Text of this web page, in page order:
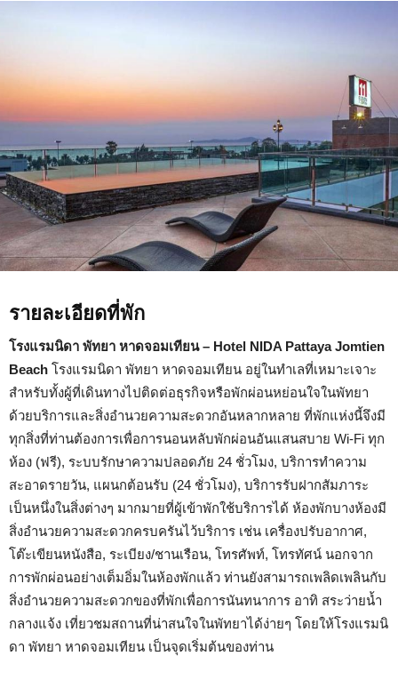
Beach
รายละเอียดที่พัก
โรงแรมนิดา พัทยา หาดจอมเทียน – Hotel NIDA Pattaya Jomtien
Beach โรงแรมนิดา พัทยา หาดจอมเทียน อยู่ในทำเลที่เหมาะเจาะ
สำหรับทั้งผู้ที่เดินทางไปติดต่อธุรกิจหรือพักผ่อนหย่อนใจในพัทยา
ด้วยบริการและสิ่งอำนวยความสะดวกอันหลากหลาย ที่พักแห่งนี้จึงมี
ทุกสิ่งที่ท่านต้องการเพื่อการนอนหลับพักผ่อนอันแสนสบาย Wi-Fi ทุก
ห้อง (ฟรี), ระบบรักษาความปลอดภัย 24 ชั่วโมง, บริการทำความ
สะอาดรายวัน, แผนกต้อนรับ (24 ชั่วโมง), บริการรับฝากสัมภาระ
เป็นหนึ่งในสิ่งต่างๆ มากมายที่ผู้เข้าพักใช้บริการได้ ห้องพักบางห้องมี
สิ่งอำนวยความสะดวกครบครันไว้บริการ เช่น เครื่องปรับอากาศ,
โต๊ะเขียนหนังสือ, ระเบียง/ชานเรือน, โทรศัพท์, โทรทัศน์ นอกจาก
การพักผ่อนอย่างเต็มอิ่มในห้องพักแล้ว ท่านยังสามารถเพลิดเพลินกับ
สิ่งอำนวยความสะดวกของที่พักเพื่อการนันทนาการ อาทิ สระว่ายน้ำ
กลางแจ้ง เที่ยวชมสถานที่น่าสนใจในพัทยาได้ง่ายๆ โดยให้โรงแรมนิ
ดา พัทยา หาดจอมเทียน เป็นจุดเริ่มต้นของท่าน